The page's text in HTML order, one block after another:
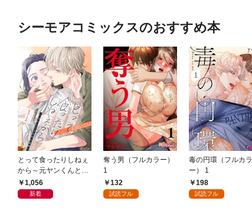
シーモアコミックスのおすすめ本
とって食ったりしねぇ
から～元ヤンくんとの
恋事情～ 1～6巻セッ
ト
1,056
新着
奪う男（フルカラー）
1
132
試読フル
毒の円環（フルカラ
ー） 1
198
試読フル